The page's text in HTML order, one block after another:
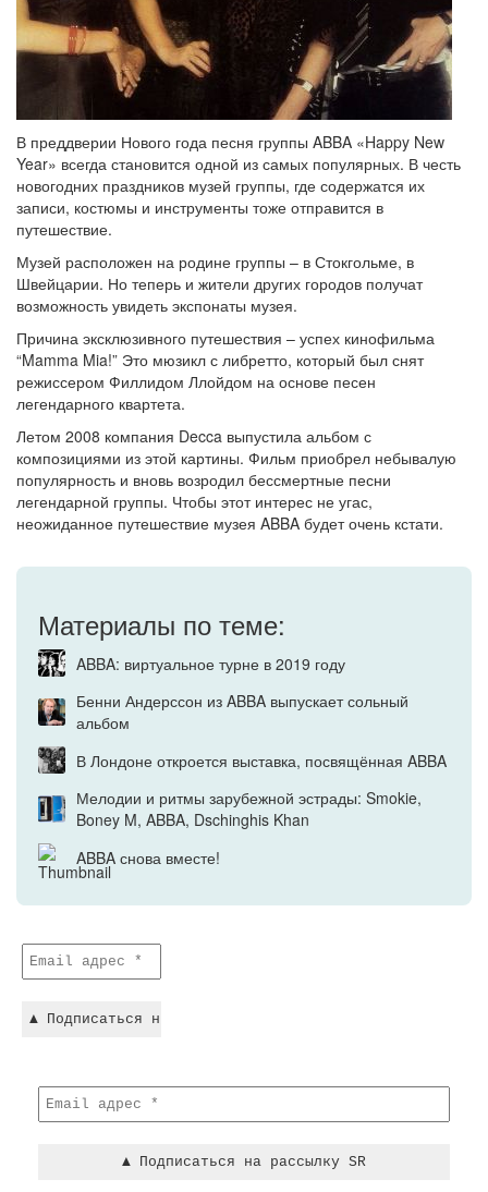
В преддверии Нового года песня группы ABBA «Happy New
Year» всегда становится одной из самых популярных. В честь
новогодних праздников музей группы, где содержатся их
записи, костюмы и инструменты тоже отправится в
путешествие.
Музей расположен на родине группы – в Стокгольме, в
Швейцарии. Но теперь и жители других городов получат
возможность увидеть экспонаты музея.
Причина эксклюзивного путешествия – успех кинофильма
“Mamma Mia!” Это мюзикл с либретто, который был снят
режиссером Филлидом Ллойдом на основе песен
легендарного квартета.
Летом 2008 компания Decca выпустила альбом с
композициями из этой картины. Фильм приобрел небывалую
популярность и вновь возродил бессмертные песни
легендарной группы. Чтобы этот интерес не угас,
неожиданное путешествие музея ABBA будет очень кстати.
Материалы по теме:
ABBA: виртуальное турне в 2019 году
Бенни Андерссон из ABBA выпускает сольный
альбом
В Лондоне откроется выставка, посвящённая ABBA
Мелодии и ритмы зарубежной эстрады: Smokie,
Boney M, ABBA, Dschinghis Khan
ABBA снова вместе!